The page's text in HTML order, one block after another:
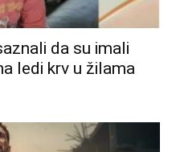
da su imali
ledi krv u žilama